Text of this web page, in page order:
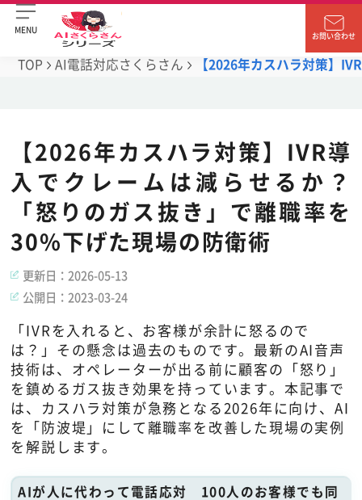
MENU
お問い合わせ
TOP AI電話対応さくらさん 【2026年カスハラ対策】
【2026年カスハラ対策】IVR導
入でクレームは減らせるか？
「怒りのガス抜き」で離職率を
30%下げた現場の防衛術
更新日：2026-05-13
公開日：2023-03-24
「IVRを入れると、お客様が余計に怒るので
は？」その懸念は過去のものです。最新のAI音声
技術は、オペレーターが出る前に顧客の「怒り」
を鎮めるガス抜き効果を持っています。本記事で
は、カスハラ対策が急務となる2026年に向け、AI
を「防波堤」にして離職率を改善した現場の実例
を解説します。
AIが人に代わって電話応対 100人のお客様でも同